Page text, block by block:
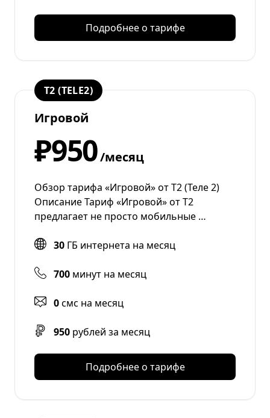
Подробнее о тарифе
T2 (TELE2)
Игровой
₽950/месяц
Обзор тарифа «Игровой» от Т2 (Теле 2)
Описание Тариф «Игровой» от T2
предлагает не просто мобильные …
30 ГБ интернета на месяц
700 минут на месяц
0смс на месяц
950 рублей за месяц
Подробнее о тарифе